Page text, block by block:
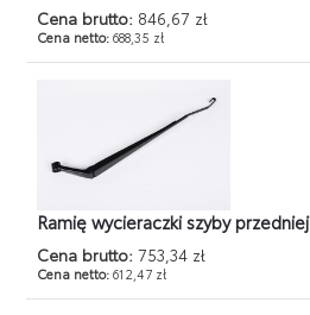
Cena brutto: 846,67 zł
Cena netto:688,35 zł
Ramię wycieraczki szyby przedniej
Cena brutto: 753,34 zł
Cena netto:612,47 zł